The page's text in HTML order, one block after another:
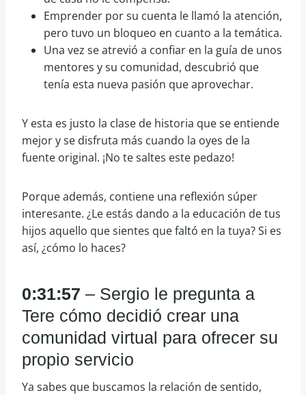
Emprender por su cuenta le llamó la atención,
pero tuvo un bloqueo en cuanto a la temática.
Una vez se atrevió a confiar en la guía de unos
mentores y su comunidad, descubrió que
tenía esta nueva pasión que aprovechar.
Y esta es justo la clase de historia que se entiende
mejor y se disfruta más cuando la oyes de la
fuente original. ¡No te saltes este pedazo!
Porque además, contiene una reflexión súper
interesante. ¿Le estás dando a la educación de tus
hijos aquello que sientes que faltó en la tuya? Si es
así, ¿cómo lo haces?
0:31:57 – Sergio le pregunta a
Tere cómo decidió crear una
comunidad virtual para ofrecer su
propio servicio
Ya sabes que buscamos la relación de sentido,